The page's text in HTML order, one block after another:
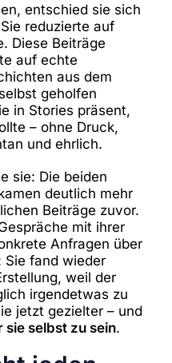
entschied sie sich
reduzierte auf
Diese Beiträge
auf echte
aus dem
geholfen
in Stories präsent,
– ohne Druck,
und ehrlich.
sie: Die beiden
deutlich mehr
Beiträge zuvor.
mit ihrer
Anfragen über
Sie fand wieder
weil der
irgendetwas zu
jetzt gezielter – und
sie selbst zu sein.